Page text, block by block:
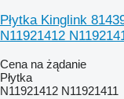
Płytka Kinglink
N11921412
Cena na żądanie
Płytka
N11921412 N11921411